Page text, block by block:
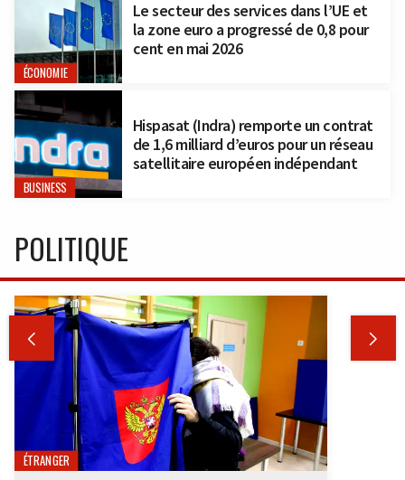
ÉCONOMIE
Le secteur des services dans l’UE et
la zone euro a progressé de 0,8 pour
cent en mai 2026
BUSINESS
Hispasat (Indra) remporte un contrat
de 1,6 milliard d’euros pour un réseau
satellitaire européen indépendant
POLITIQUE
 
ÉTRANGER